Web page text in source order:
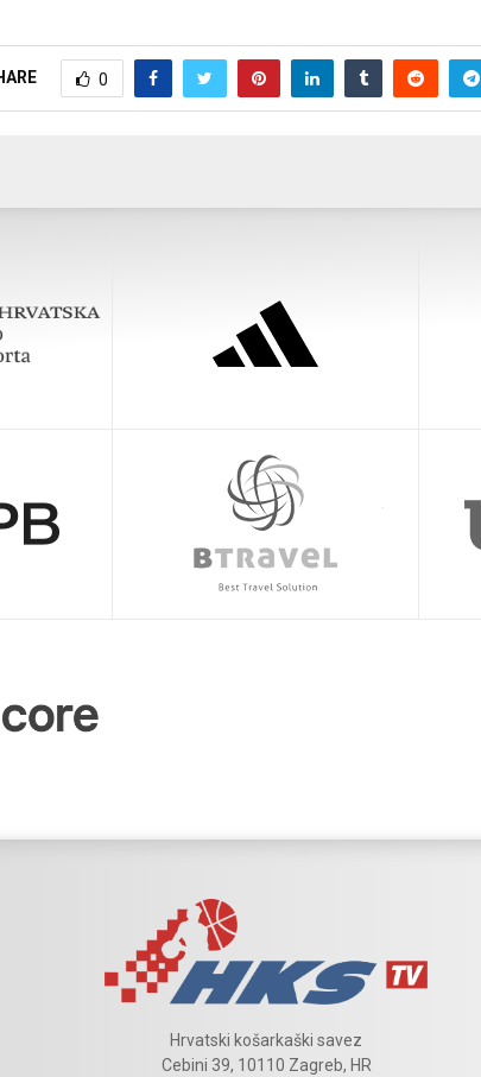
0
Hrvatski košarkaški savez
Cebini 39, 10110 Zagreb, HR